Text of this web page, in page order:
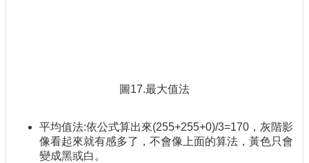
圖17.最大值法
平均值法:依公式算出來(255+255+0)/3=170，灰階影
像看起來就有感多了，不會像上面的算法，黃色只會
變成黑或白。